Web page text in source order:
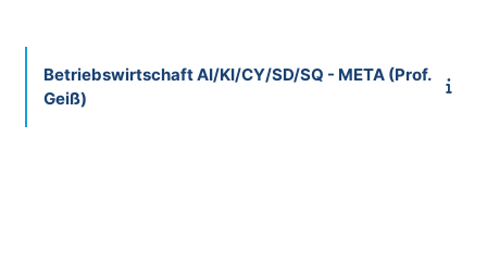
Betriebswirtschaft AI/KI/CY/SD/SQ - META (Prof.
Geiß)